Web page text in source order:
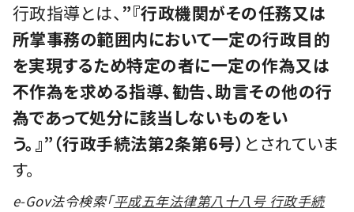
行政指導とは、 ”『行政機関がその任務又は
所掌事務の範囲内において一定の行政目的
を実現するため特定の者に一定の作為又は
不作為を求める指導、勧告、助言その他の行
為であって処分に該当しないものをい
う。』”（行政手続法第2条第6号） とされていま
す。
e-Gov法令検索「平成五年法律第八十八号 行政手続